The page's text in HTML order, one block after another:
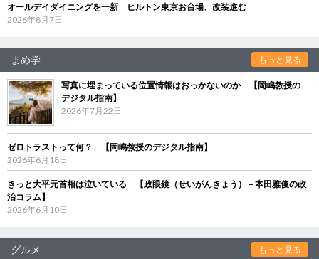
オールデイダイニングを一新 ヒルトン東京お台場、改装進む
2026年8月7日
まめ学 もっと見る
写真に埋まっている位置情報はおっかないのか 【岡嶋教授の
デジタル指南】
2026年7月22日
ゼロトラストって何？ 【岡嶋教授のデジタル指南】
2026年6月18日
きっと大平元首相は泣いている 【政眼鏡（せいがんきょう）－本田雅俊の政
治コラム】
2026年6月10日
グルメ もっと見る